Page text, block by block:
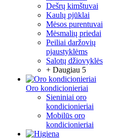
Dešrų kimštuvai
Kaulų pjūklai
Mėsos purentuvai
Mėsmalių priedai
Peiliai daržovių
pjaustyklėms
Salotų džiovyklės
+ Daugiau 5
Oro kondicionieriai
Sieniniai oro
kondicionieriai
Mobilūs oro
kondicionieriai